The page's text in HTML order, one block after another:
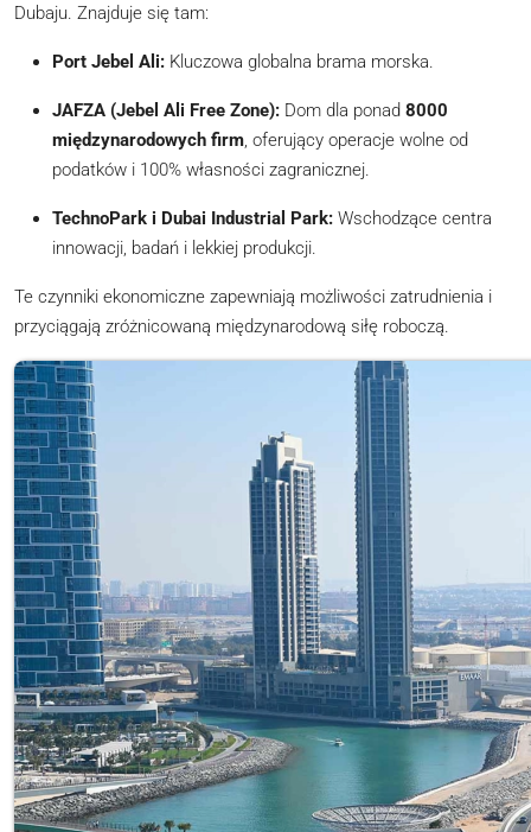
Dubaju. Znajduje się tam:
Port Jebel Ali: Kluczowa globalna brama morska.
JAFZA (Jebel Ali Free Zone): Dom dla ponad 8000
międzynarodowych firm, oferujący operacje wolne od
podatków i 100% własności zagranicznej.
TechnoPark i Dubai Industrial Park: Wschodzące centra
innowacji, badań i lekkiej produkcji.
Te czynniki ekonomiczne zapewniają możliwości zatrudnienia i
przyciągają zróżnicowaną międzynarodową siłę roboczą.